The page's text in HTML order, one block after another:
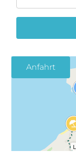
Anfahrt